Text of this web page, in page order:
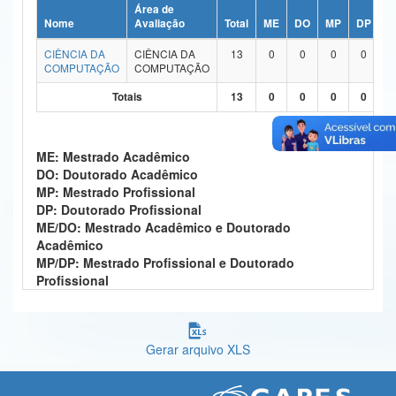
Ministério da Ciência, Tecnologia, Inovações e Comunicações
Ministério do Meio Ambiente
Controladoria-Geral da União
Ministério da Mulher, da Família e dos Direitos Humanos
Secretaria-Geral
Secretaria de Governo
Banco Central do Brasil
Nome
Área de
Avaliação
Total ME DO MP DP
CIÊNCIA DA
COMPUTAÇÃO
CIÊNCIA DA
COMPUTAÇÃO
13 0 0 0 0
Totais 13 0 0 0 0
ME: Mestrado Acadêmico
DO: Doutorado Acadêmico
MP: Mestrado Profissional
DP: Doutorado Profissional
ME/DO: Mestrado Acadêmico e Doutorado
Acadêmico
MP/DP: Mestrado Profissional e Doutorado
Profissional
Gerar arquivo XLS